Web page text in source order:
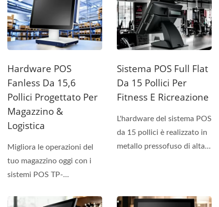
Hardware POS
Fanless Da 15,6
Pollici Progettato Per
Magazzino &
Logistica
Migliora le operazioni del
tuo magazzino oggi con i
sistemi POS TP-
alte...
Sistema POS Full Flat
Da 15 Pollici Per
Fitness E Ricreazione
L'hardware del sistema POS
da 15 pollici è realizzato in
metallo pressofuso di alta